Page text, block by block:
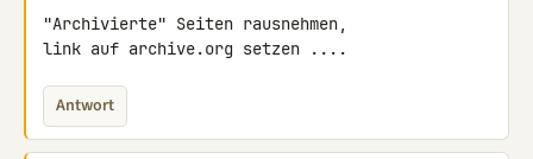
"Archivierte" Seiten rausnehmen,
link auf archive.org setzen ....
Antwort